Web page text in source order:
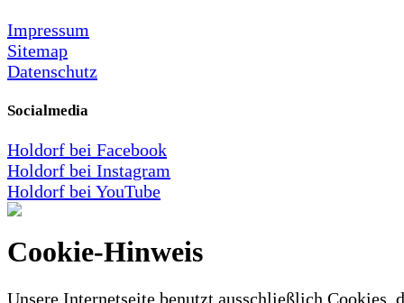
Impressum
Sitemap
Datenschutz
Socialmedia
Holdorf bei Facebook
Holdorf bei Instagram
Holdorf bei YouTube
Cookie-Hinweis
Unsere Internetseite benutzt ausschließlich Cookies,